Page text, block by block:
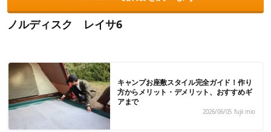
ノルディスク レイサ6
キャンプお座敷スタイル完全ガイド！作り
方からメリット・デメリット、おすすめギ
アまで
2026/06/05 fujii mio